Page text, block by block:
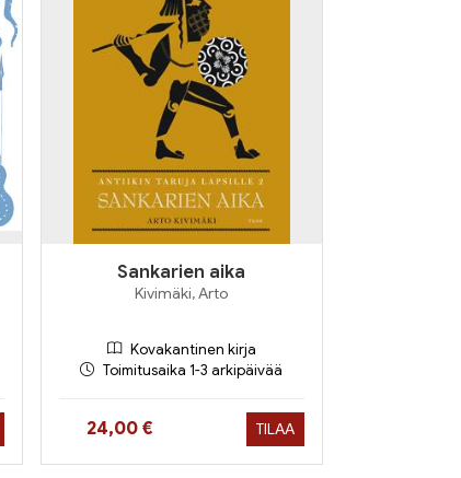
Sankarien aika
Kivimäki, Arto
Kovakantinen kirja
Toimitusaika 1-3 arkipäivää
Hinta nyt
24,00 € TILAA